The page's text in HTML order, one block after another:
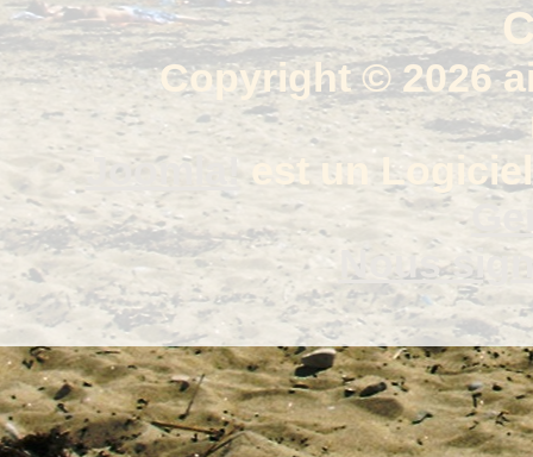
Copyright © 2026
Joomla! est un
Nous